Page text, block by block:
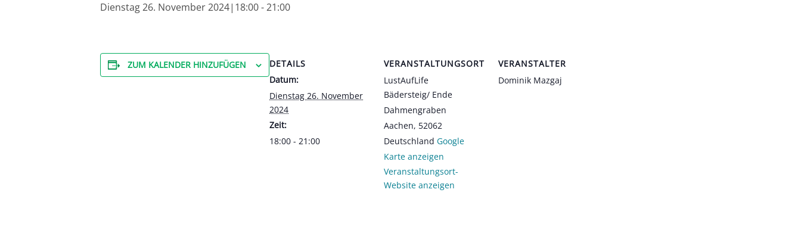
Dienstag 26. November 2024|18:00-21:00
ZUM KALENDER HINZUFÜGEN
DETAILS
Datum:
Dienstag 26. November
2024
Zeit:
18:00 - 21:00
VERANSTALTUNGSORT
LustAufLife
Bädersteig/ Ende
Dahmengraben
Aachen, 52062
Deutschland Google
Karte anzeigen
Veranstaltungsort-
Website anzeigen
VERANSTALTER
Dominik Mazgaj